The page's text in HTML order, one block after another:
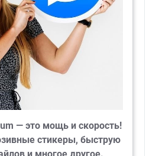
— это мощь и скорость!
стикеры, быструю